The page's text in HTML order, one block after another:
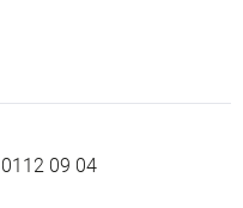
09 04